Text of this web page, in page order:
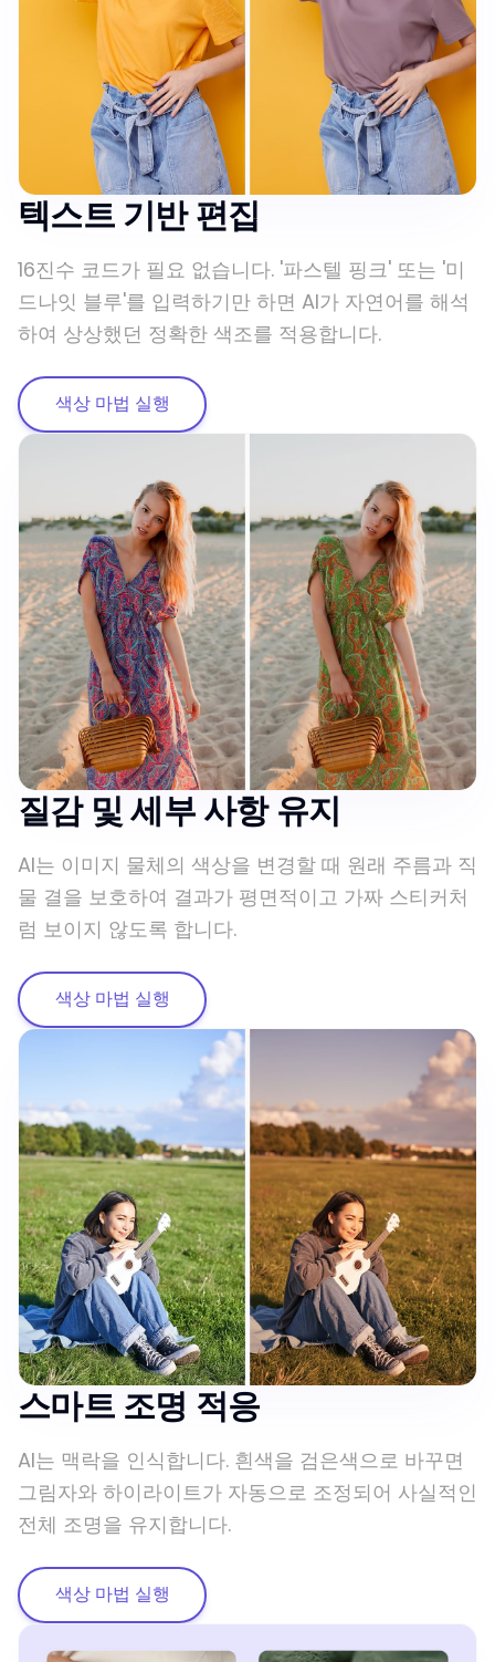
텍스트 기반 편집
16진수 코드가 필요 없습니다. '파스텔 핑크' 또는 '미
드나잇 블루'를 입력하기만 하면 AI가 자연어를 해석
하여 상상했던 정확한 색조를 적용합니다.
색상 마법 실행
질감 및 세부 사항 유지
AI는 이미지 물체의 색상을 변경할 때 원래 주름과 직
물 결을 보호하여 결과가 평면적이고 가짜 스티커처
럼 보이지 않도록 합니다.
색상 마법 실행
스마트 조명 적응
AI는 맥락을 인식합니다. 흰색을 검은색으로 바꾸면
그림자와 하이라이트가 자동으로 조정되어 사실적인
전체 조명을 유지합니다.
색상 마법 실행